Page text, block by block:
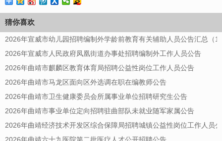
猜你喜欢
2026年宣威市幼儿园招聘编制外学龄前教育有关辅助人员公告汇总（
2026年宣威市人民政府凤凰街道办事处招聘编制外工作人员公告
2026年曲靖市麒麟区教育体育局招聘公益性岗位工作人员公告
2026年曲靖市马龙区面向区外选调在职在编教师公告
2026年曲靖市卫生健康委员会所属事业单位招聘研究生公告
2026年曲靖市事业单位定向招聘驻曲部队未就业随军家属公告
2026年曲靖经济技术开发区综合保障局招聘城镇公益性岗位工作人员